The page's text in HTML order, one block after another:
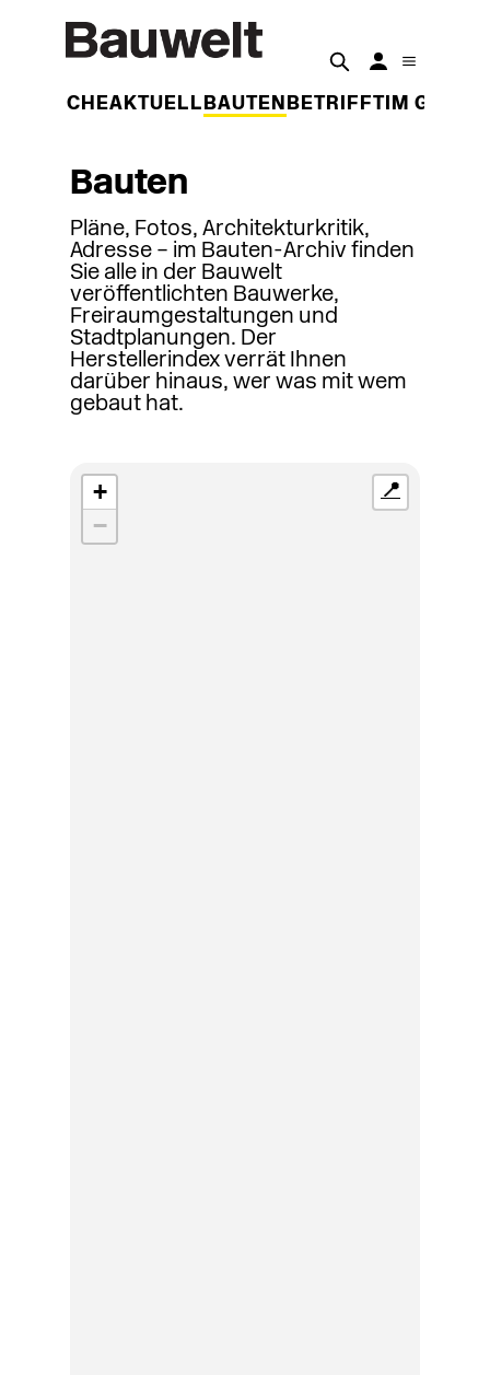
WOCHEAKTUELL BAUTEN BETRIFFT IM
Bauten
Pläne, Fotos, Architekturkritik,
Adresse – im Bauten-Archiv finden
Sie alle in der Bauwelt
veröffentlichten Bauwerke,
Freiraumgestaltungen und
Stadtplanungen. Der
Herstellerindex verrät Ihnen
darüber hinaus, wer was mit wem
gebaut hat.
+
−
📍